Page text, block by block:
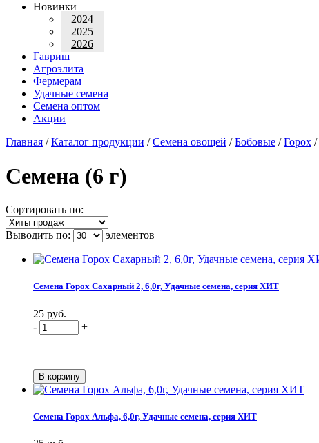
Новинки
2024
2025
2026
Гавриш
Агроэлита
Фермерам
Удачные семена
Семена оптом
Акции
Главная /Каталог продукции /Семена овощей /Бобовые /Горох /
Семена (6 г)
Сортировать по:
Выводить по: элементов
Семена Горох Сахарный 2, 6,0г, Удачные семена, серия ХИТ
25 руб.
-
+
Семена Горох Альфа, 6,0г, Удачные семена, серия ХИТ